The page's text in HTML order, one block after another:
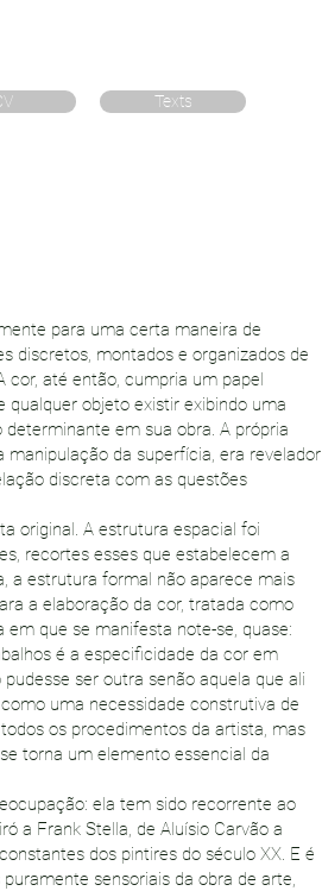
Texts
para uma certa maneira de
discretos, montados e organizados de
cor, até então, cumpria um papel
objeto existir exibindo uma
em sua obra. A própria
da superfícia, era revelador
discreta com as questões
original. A estrutura espacial foi
recortes esses que estabelecem a
a estrutura formal não aparece mais
a elaboração da cor, tratada como
que se manifesta note-se, quase:
é a especificidade da cor em
ser outra senão aquela que ali
uma necessidade construtiva de
os procedimentos da artista, mas
torna um elemento essencial da
ela tem sido recorrente ao
a Frank Stella, de Aluísio Carvão a
dos pintires do século XX. E é
sensoriais da obra de arte,